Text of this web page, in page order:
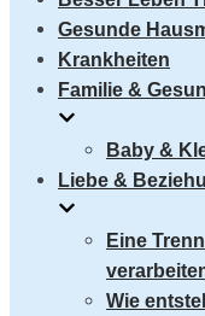
Gesunde
Krankheiten
Familie &
Baby &
Liebe &
Eine
Wie